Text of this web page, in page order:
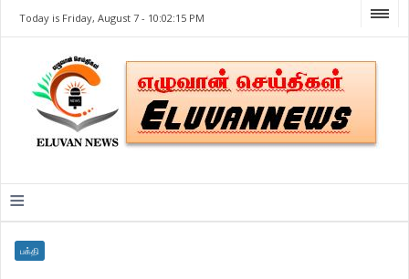
Today is Friday, August 7 - 10:02:15 PM
≡
பக்தி